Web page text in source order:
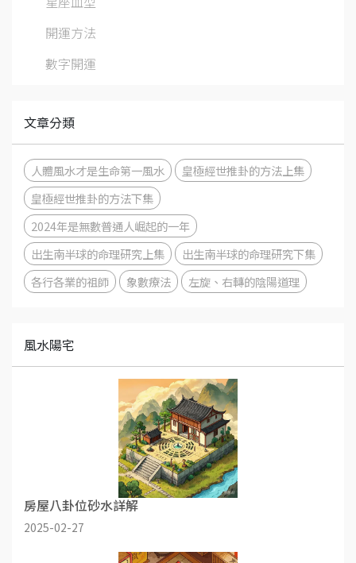
開運方法
數字開運
文章分類
人體風水才是生命第一風水
皇極經世推卦的方法上集
皇極經世推卦的方法下集
2024年是無數普通人崛起的一年
出生南半球的命理研究上集
出生南半球的命理研究下集
各行各業的祖師
象數療法 左旋、右轉的陰陽道理
風水陽宅
房屋八卦位砂水詳解
2025-02-27